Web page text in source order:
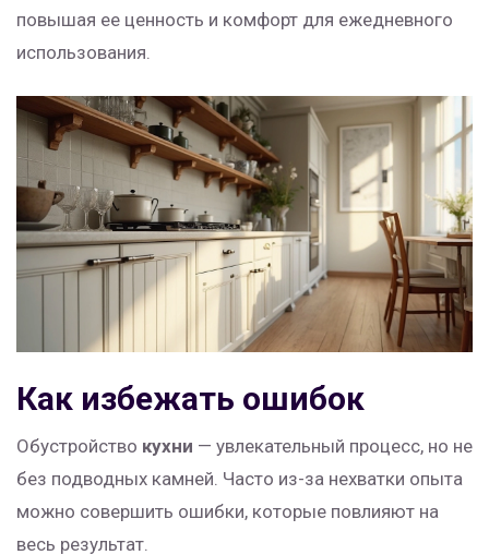
повышая ее ценность и комфорт для ежедневного
использования.
Как избежать ошибок
Обустройство кухни — увлекательный процесс, но не
без подводных камней. Часто из-за нехватки опыта
можно совершить ошибки, которые повлияют на
весь результат.